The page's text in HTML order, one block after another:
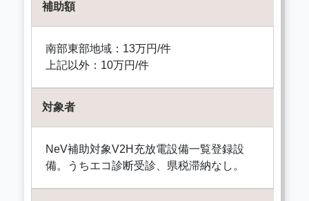
補助額
南部東部地域：13万円/件
上記以外：10万円/件
対象者
NeV補助対象V2H充放電設備一覧登録設
備。うちエコ診断受診、県税滞納なし。